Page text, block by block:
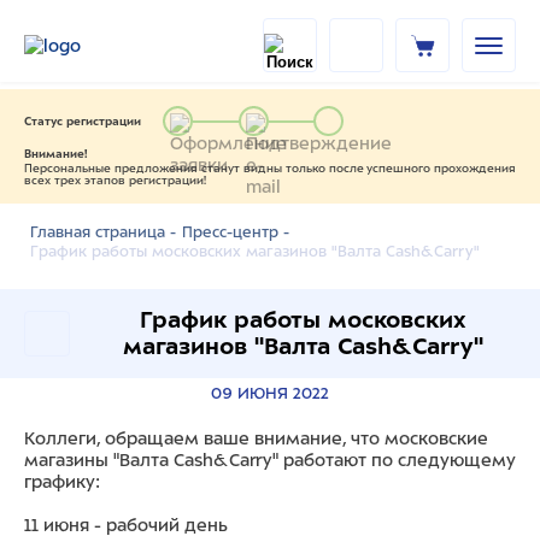
Статус регистрации
Внимание!
Персональные предложения станут видны только после успешного прохождения
всех трех этапов регистрации!
Главная страница - Пресс-центр -
График работы московских магазинов "Валта Cash&Carry"
График работы московских
магазинов "Валта Cash&Carry"
09 ИЮНЯ 2022
Коллеги, обращаем ваше внимание, что московские
магазины "Валта Cash&Carry" работают по следующему
графику:
11 июня - рабочий день